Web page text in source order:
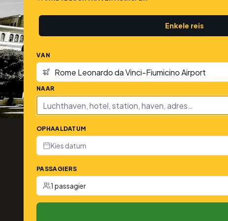
Enkele reis
VAN
NAAR
OPHAALDATUM
Kies datum
PASSAGIERS
1 passagier